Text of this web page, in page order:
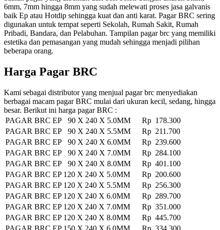
6mm, 7mm hingga 8mm yang sudah melewati proses jasa galvanis
baik Ep atau Hotdip sehingga kuat dan anti karat. Pagar BRC sering
digunakan untuk tempat seperti Sekolah, Rumah Sakit, Rumah
Pribadi, Bandara, dan Pelabuhan. Tampilan pagar brc yang memiliki
estetika dan pemasangan yang mudah sehingga menjadi pilihan
beberapa orang.
Harga Pagar BRC
Kami sebagai distributor yang menjual pagar brc menyediakan
berbagai macam pagar BRC mulai dari ukuran kecil, sedang, hingga
besar. Berikut ini harga pagar BRC :
PAGAR BRC EP 90 X 240 X 5.0MM
Rp 178.300
PAGAR BRC EP 90 X 240 X 5.5MM
Rp 211.700
PAGAR BRC EP 90 X 240 X 6.0MM
Rp 239.600
PAGAR BRC EP 90 X 240 X 7.0MM
Rp 284.100
PAGAR BRC EP 90 X 240 X 8.0MM
Rp 401.100
PAGAR BRC EP 120 X 240 X 5.0MM
Rp 200.600
PAGAR BRC EP 120 X 240 X 5.5MM
Rp 256.300
PAGAR BRC EP 120 X 240 X 6.0MM
Rp 289.700
PAGAR BRC EP 120 X 240 X 7.0MM
Rp 351.000
PAGAR BRC EP 120 X 240 X 8.0MM
Rp 445.700
PAGAR BRC EP 150 X 240 X 6.0MM
Rp 334.300